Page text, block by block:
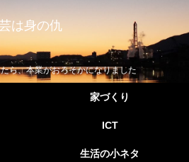
は身の仇
ら、本業がおろそかになりました
家づくり
ICT
生活の小ネタ